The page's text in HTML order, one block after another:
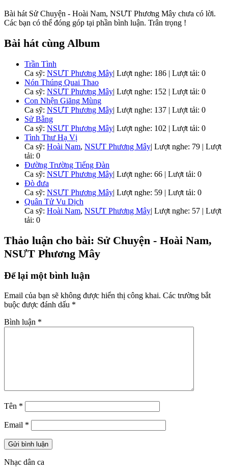
Bài hát Sử Chuyện - Hoài Nam, NSƯT Phương Mây chưa có lời.
Các bạn có thể đóng góp tại phần bình luận. Trân trọng !
Bài hát cùng Album
Trần Tình
Ca sỹ: NSƯT Phương Mây| Lượt nghe: 186 | Lượt tải: 0
Nón Thúng Quai Thao
Ca sỹ: NSƯT Phương Mây| Lượt nghe: 152 | Lượt tải: 0
Con Nhện Giăng Mùng
Ca sỹ: NSƯT Phương Mây| Lượt nghe: 137 | Lượt tải: 0
Sử Bằng
Ca sỹ: NSƯT Phương Mây| Lượt nghe: 102 | Lượt tải: 0
Tình Thư Hạ Vị
Ca sỹ: Hoài Nam, NSƯT Phương Mây| Lượt nghe: 79 | Lượt
tải: 0
Đường Trường Tiếng Đàn
Ca sỹ: NSƯT Phương Mây| Lượt nghe: 66 | Lượt tải: 0
Đò đưa
Ca sỹ: NSƯT Phương Mây| Lượt nghe: 59 | Lượt tải: 0
Quân Tử Vu Dịch
Ca sỹ: Hoài Nam, NSƯT Phương Mây| Lượt nghe: 57 | Lượt
tải: 0
Thảo luận cho bài: Sử Chuyện - Hoài Nam,
NSƯT Phương Mây
Để lại một bình luận
Email của bạn sẽ không được hiển thị công khai. Các trường bắt
buộc được đánh dấu *
Bình luận *
Tên *
Email *
Nhạc dân ca